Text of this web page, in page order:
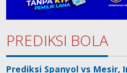
PREDIKSI BOLA
Prediksi Spanyol vs Mesir,